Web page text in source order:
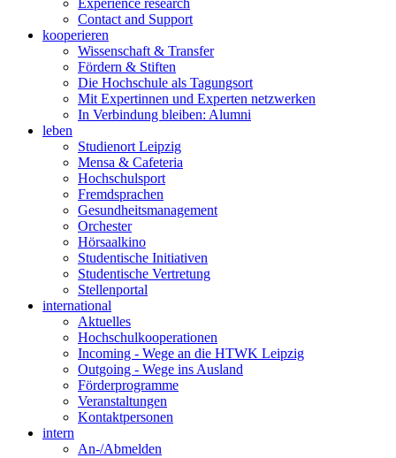
Experience research
Contact and Support
kooperieren
Wissenschaft & Transfer
Fördern & Stiften
Die Hochschule als Tagungsort
Mit Expertinnen und Experten netzwerken
In Verbindung bleiben: Alumni
leben
Studienort Leipzig
Mensa & Cafeteria
Hochschulsport
Fremdsprachen
Gesundheitsmanagement
Orchester
Hörsaalkino
Studentische Initiativen
Studentische Vertretung
Stellenportal
international
Aktuelles
Hochschulkooperationen
Incoming - Wege an die HTWK Leipzig
Outgoing - Wege ins Ausland
Förderprogramme
Veranstaltungen
Kontaktpersonen
intern
An-/Abmelden